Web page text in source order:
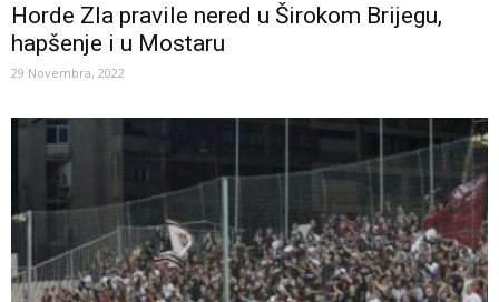
Horde Zla pravile nered u Širokom Brijegu,
hapšenje i u Mostaru
29 Novembra, 2022